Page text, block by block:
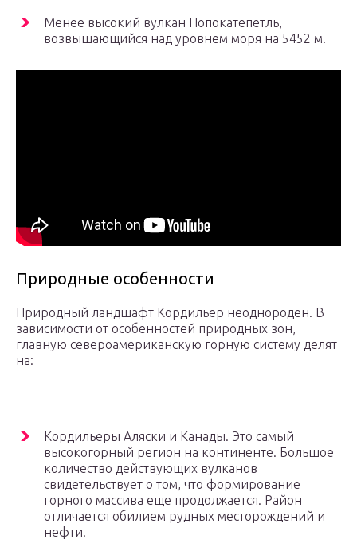
Менее высокий вулкан Попокатепетль,
возвышающийся над уровнем моря на 5452 м.
Природные особенности
Природный ландшафт Кордильер неоднороден. В
зависимости от особенностей природных зон,
главную североамериканскую горную систему делят
на:
Кордильеры Аляски и Канады. Это самый
высокогорный регион на континенте. Большое
количество действующих вулканов
свидетельствует о том, что формирование
горного массива еще продолжается. Район
отличается обилием рудных месторождений и
нефти.